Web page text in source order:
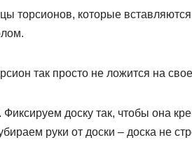
торсионов, которые
так просто не ложится на
доску так, чтобы она
руки от доски – доска не